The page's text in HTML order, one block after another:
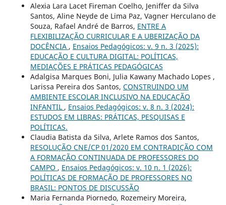
Alexia Lara Lacet Fireman Coelho, Jeniffer da Silva
Santos, Aline Neyde de Lima Paz, Vagner Herculano de
Souza, Rafael André de Barros, ENTRE A
FLEXIBILIZAÇÃO CURRICULAR E A UBERIZAÇÃO DA
DOCÊNCIA , Ensaios Pedagógicos: v. 9 n. 3 (2025):
EDUCAÇÃO E CULTURA DIGITAL: POLÍTICAS,
MEDIAÇÕES E PRÁTICAS PEDAGÓGICAS
Adalgisa Marques Boni, Julia Kawany Machado Lopes ,
Larissa Pereira dos Santos, CONSTRUINDO UM
AMBIENTE ESCOLAR INCLUSIVO NA EDUCAÇÃO
INFANTIL , Ensaios Pedagógicos: v. 8 n. 3 (2024):
ESTUDOS EM LIBRAS: PRÁTICAS, PESQUISAS E
POLÍTICAS.
Claudia Batista da Silva, Arlete Ramos dos Santos,
RESOLUÇÃO CNE/CP 01/2020 EM CONTRADIÇÃO COM
A FORMAÇÃO CONTINUADA DE PROFESSORES DO
CAMPO , Ensaios Pedagógicos: v. 10 n. 1 (2026):
POLÍTICAS DE FORMAÇÃO DE PROFESSORES NO
BRASIL: PONTOS DE DISCUSSÃO
Maria Fernanda Piornedo, Rozemeiry Moreira,